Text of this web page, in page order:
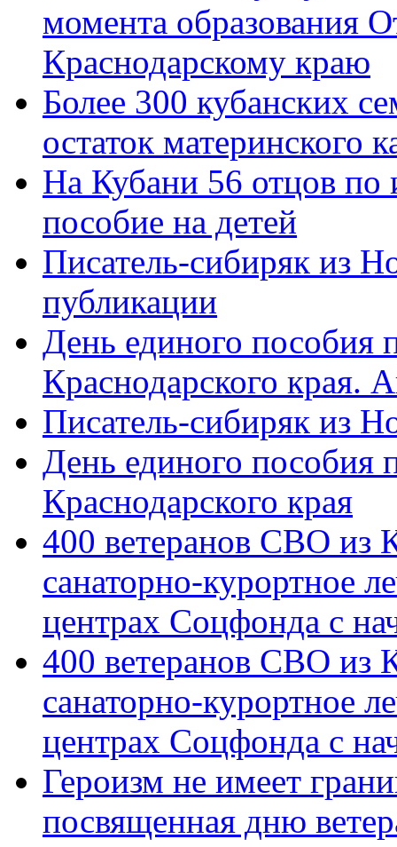
момента образования
Краснодарскому краю
Более 300 кубанских
остаток материнского
На Кубани 56 отцов по
пособие на детей
Писатель-сибиряк из
публикации
День единого пособия
Краснодарского края.
Писатель-сибиряк из
День единого пособия
Краснодарского края
400 ветеранов СВО из
санаторно-курортное
центрах Соцфонда с
400 ветеранов СВО из
санаторно-курортное
центрах Соцфонда с
Героизм не имеет
посвященная дню